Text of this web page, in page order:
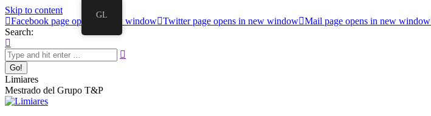
Skip to content
Facebook page opens in new window Twitter page opens in new window Mail page opens in new window
Search:
Limiares
Mestrado del Grupo T&P
GL